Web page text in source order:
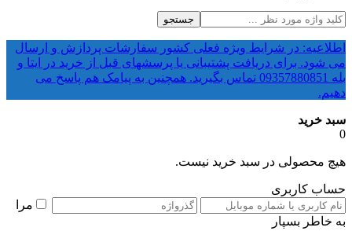
جستجو
اطلاعیه: در شرایط ویژه فعلی کشور سفارشات پردازش و ارسال
می شود. برای دریافت پشتیبانی یا پرسشهای قبل از خرید در ایتا و
بله 09357880851 تماس بگیرید. همچنین به پیامک هم پاسخ می
دهیم.
سبد خرید
0
هیچ محصولی در سبد خرید نیست.
حساب کاربری
مرا
به خاطر بسپار